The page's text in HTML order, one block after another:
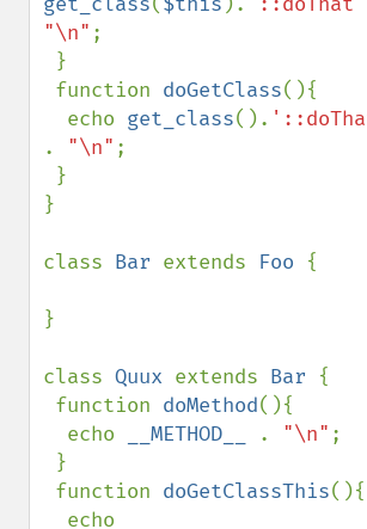
"\n" ;
function doGetClass(){
  echo
get_class().
. "\n" ;
}
class Bar extends Foo {
}
class Quux extends Bar {
function doMethod(){
  echo
__METHOD__ . "\n" ;
function doGetClassThis(){